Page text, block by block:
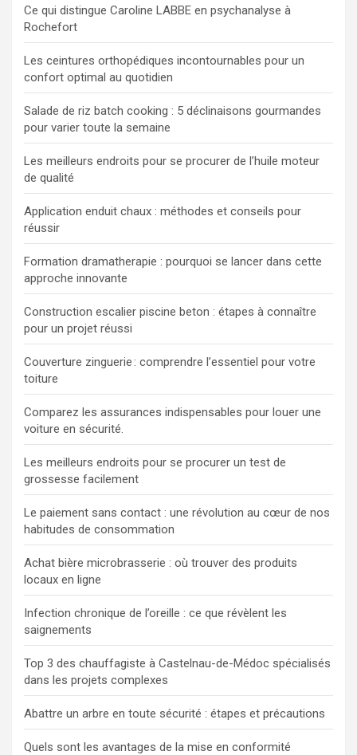
Ce qui distingue Caroline LABBE en psychanalyse à
Rochefort
Les ceintures orthopédiques incontournables pour un
confort optimal au quotidien
Salade de riz batch cooking : 5 déclinaisons gourmandes
pour varier toute la semaine
Les meilleurs endroits pour se procurer de l’huile moteur
de qualité
Application enduit chaux : méthodes et conseils pour
réussir
Formation dramatherapie : pourquoi se lancer dans cette
approche innovante
Construction escalier piscine beton : étapes à connaître
pour un projet réussi
Couverture zinguerie : comprendre l’essentiel pour votre
toiture
Comparez les assurances indispensables pour louer une
voiture en sécurité.
Les meilleurs endroits pour se procurer un test de
grossesse facilement
Le paiement sans contact : une révolution au cœur de nos
habitudes de consommation
Achat bière microbrasserie : où trouver des produits
locaux en ligne
Infection chronique de l’oreille : ce que révèlent les
saignements
Top 3 des chauffagiste à Castelnau-de-Médoc spécialisés
dans les projets complexes
Abattre un arbre en toute sécurité : étapes et précautions
Quels sont les avantages de la mise en conformité